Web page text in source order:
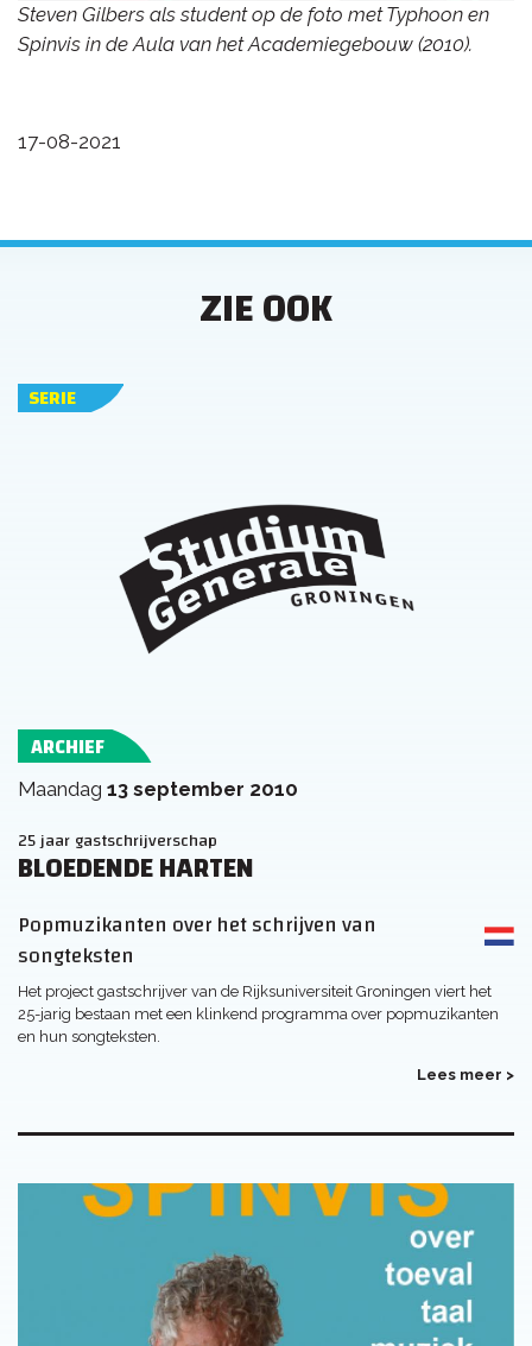
Steven Gilbers als student op de foto met Typhoon en
Spinvis in de Aula van het Academiegebouw (2010).
17-08-2021
ZIE OOK
SERIE
ARCHIEF
maandag 13 september 2010
25 jaar gastschrijverschap
BLOEDENDE HARTEN
Popmuzikanten over het schrijven van
songteksten
Het project gastschrijver van de Rijksuniversiteit Groningen viert het
25-jarig bestaan met een klinkend programma over popmuzikanten
en hun songteksten.
Lees meer >